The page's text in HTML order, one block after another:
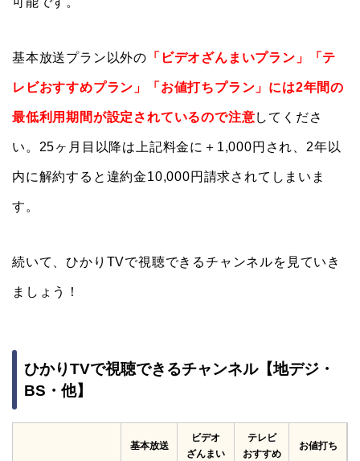
基本放送プラン以外の 「ビデオざんまいプラン」「テ
レビおすすめプラン」「お値打ちプラン」には2年間の
最低利用期間が設定されているので注意してくださ
い。25ヶ月目以降は上記料金に＋1,000円され、2年以
内に解約すると違約金10,000円請求されてしまいま
す。
続いて、ひかりTVで視聴できるチャンネルを見ていき
ましょう！
ひかりTVで視聴できるチャンネル【地デジ・
BS・他】
基本放送
ビデオ
ざんまい
テレビ
おすすめ
お値打ち